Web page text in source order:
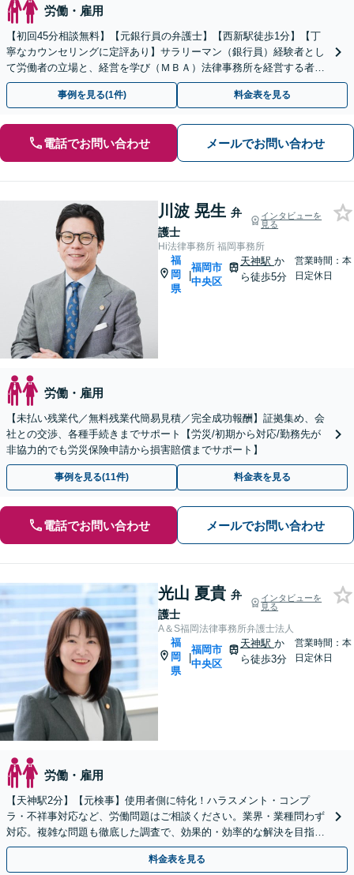
労働・雇用
【初回45分相談無料】【元銀行員の弁護士】【西新駅徒歩1分】【丁
寧なカウンセリングに定評あり】サラリーマン（銀行員）経験者とし
て労働者の立場と、経営を学び（ＭＢＡ）法律事務所を経営する者と
して経営者の立場と、両方の視点を備えた弁護士です。
事例を見る(1件) 料金表を見る
電話でお問い合わせ メールでお問い合わせ
川波 晃生 弁
護士
インタビューを
見る
Hi法律事務所 福岡事務所
福
岡
県
|
福岡市
中央区
天神駅 か
ら徒歩5分
営業時間：本
日定休日
労働・雇用
【未払い残業代／無料残業代簡易見積／完全成功報酬】証拠集め、会
社との交渉、各種手続きまでサポート【労災/初期から対応/勤務先が
非協力的でも労災保険申請から損害賠償までサポート】
事例を見る(11件) 料金表を見る
電話でお問い合わせ メールでお問い合わせ
光山 夏貴 弁
護士
インタビューを
見る
A＆S福岡法律事務所弁護士法人
福
岡
県
|
福岡市
中央区
天神駅 か
ら徒歩3分
営業時間：本
日定休日
労働・雇用
【天神駅2分】【元検事】使用者側に特化！ハラスメント・コンプ
ラ・不祥事対応など、労働問題はご相談ください。業界・業種問わず
対応。複雑な問題も徹底した調査で、効果的・効率的な解決を目指し
ます。セカンドオピニオン可【休日・夜間相談可】
料金表を見る